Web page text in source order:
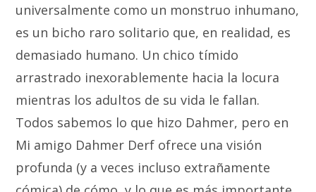
universalmente como un monstruo inhumano,
es un bicho raro solitario que, en realidad, es
demasiado humano. Un chico tímido
arrastrado inexorablemente hacia la locura
mientras los adultos de su vida le fallan.
Todos sabemos lo que hizo Dahmer, pero en
Mi amigo Dahmer Derf ofrece una visión
profunda (y a veces incluso extrañamente